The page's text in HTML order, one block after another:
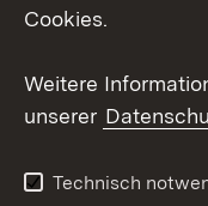
Youtube
Kontakt
Barrierefreiheit
Cookies.
Weitere
unserer
Technisch